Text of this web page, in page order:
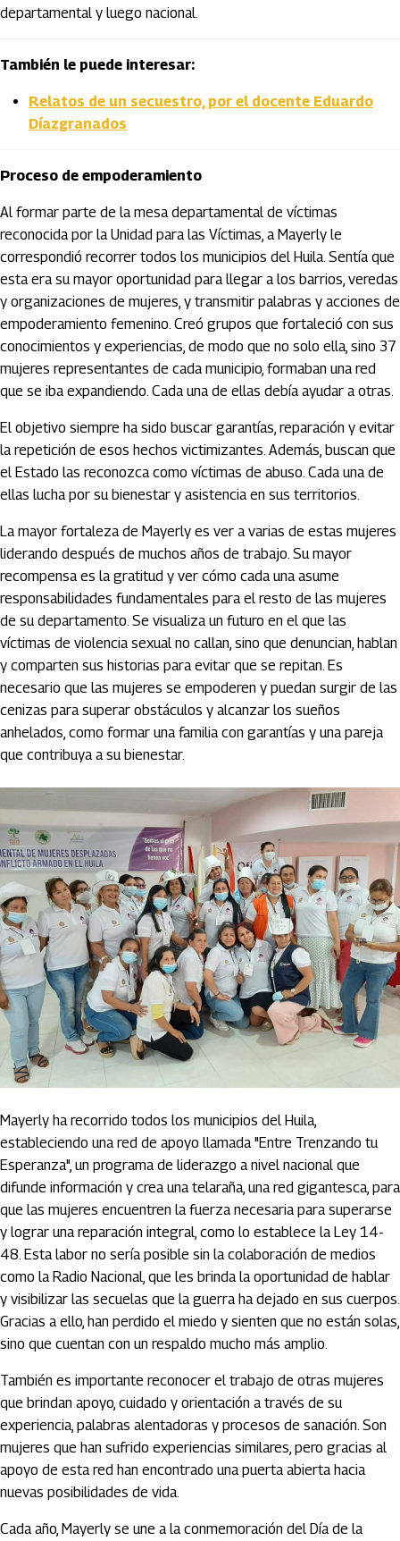
departamental y luego nacional.
También le puede interesar:
Relatos de un secuestro, por el docente Eduardo
Díazgranados
Proceso de empoderamiento
Al formar parte de la mesa departamental de víctimas
reconocida por la Unidad para las Víctimas, a Mayerly le
correspondió recorrer todos los municipios del Huila. Sentía que
esta era su mayor oportunidad para llegar a los barrios, veredas
y organizaciones de mujeres, y transmitir palabras y acciones de
empoderamiento femenino. Creó grupos que fortaleció con sus
conocimientos y experiencias, de modo que no solo ella, sino 37
mujeres representantes de cada municipio, formaban una red
que se iba expandiendo. Cada una de ellas debía ayudar a otras.
El objetivo siempre ha sido buscar garantías, reparación y evitar
la repetición de esos hechos victimizantes. Además, buscan que
el Estado las reconozca como víctimas de abuso. Cada una de
ellas lucha por su bienestar y asistencia en sus territorios.
La mayor fortaleza de Mayerly es ver a varias de estas mujeres
liderando después de muchos años de trabajo. Su mayor
recompensa es la gratitud y ver cómo cada una asume
responsabilidades fundamentales para el resto de las mujeres
de su departamento. Se visualiza un futuro en el que las
víctimas de violencia sexual no callan, sino que denuncian, hablan
y comparten sus historias para evitar que se repitan. Es
necesario que las mujeres se empoderen y puedan surgir de las
cenizas para superar obstáculos y alcanzar los sueños
anhelados, como formar una familia con garantías y una pareja
que contribuya a su bienestar.
Mayerly ha recorrido todos los municipios del Huila,
estableciendo una red de apoyo llamada "Entre Trenzando tu
Esperanza", un programa de liderazgo a nivel nacional que
difunde información y crea una telaraña, una red gigantesca, para
que las mujeres encuentren la fuerza necesaria para superarse
y lograr una reparación integral, como lo establece la Ley 14-
48. Esta labor no sería posible sin la colaboración de medios
como la Radio Nacional, que les brinda la oportunidad de hablar
y visibilizar las secuelas que la guerra ha dejado en sus cuerpos.
Gracias a ello, han perdido el miedo y sienten que no están solas,
sino que cuentan con un respaldo mucho más amplio.
También es importante reconocer el trabajo de otras mujeres
que brindan apoyo, cuidado y orientación a través de su
experiencia, palabras alentadoras y procesos de sanación. Son
mujeres que han sufrido experiencias similares, pero gracias al
apoyo de esta red han encontrado una puerta abierta hacia
nuevas posibilidades de vida.
Cada año, Mayerly se une a la conmemoración del Día de la